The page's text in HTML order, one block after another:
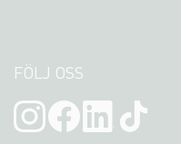
FÖLJ OSS